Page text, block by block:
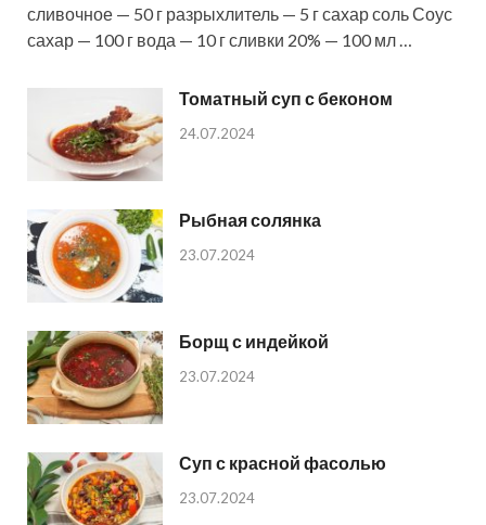
сливочное — 50 г разрыхлитель — 5 г сахар соль Соус
сахар — 100 г вода — 10 г сливки 20% — 100 мл …
Томатный суп с беконом
24.07.2024
Рыбная солянка
23.07.2024
Борщ с индейкой
23.07.2024
Суп с красной фасолью
23.07.2024